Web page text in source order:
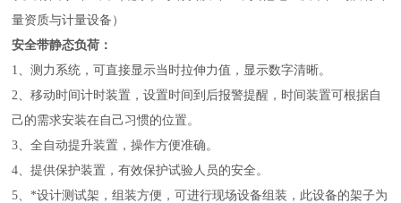
量资质与计量设备）
安全带静态负荷：
1、测力系统，可直接显示当时拉伸力值，显示数字清晰。
2、移动时间计时装置，设置时间到后报警提醒，时间装置可根据自
己的需求安装在自己习惯的位置。
3、全自动提升装置，操作方便准确。
4、提供保护装置，有效保护试验人员的安全。
5、*设计测试架，组装方便，可进行现场设备组装，此设备的架子为